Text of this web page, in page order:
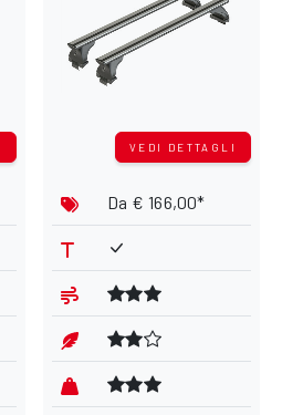
VEDI DETTAGLI
Da € 166,00*